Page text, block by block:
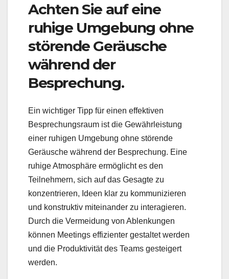
Achten Sie auf eine
ruhige Umgebung ohne
störende Geräusche
während der
Besprechung.
Ein wichtiger Tipp für einen effektiven
Besprechungsraum ist die Gewährleistung
einer ruhigen Umgebung ohne störende
Geräusche während der Besprechung. Eine
ruhige Atmosphäre ermöglicht es den
Teilnehmern, sich auf das Gesagte zu
konzentrieren, Ideen klar zu kommunizieren
und konstruktiv miteinander zu interagieren.
Durch die Vermeidung von Ablenkungen
können Meetings effizienter gestaltet werden
und die Produktivität des Teams gesteigert
werden.